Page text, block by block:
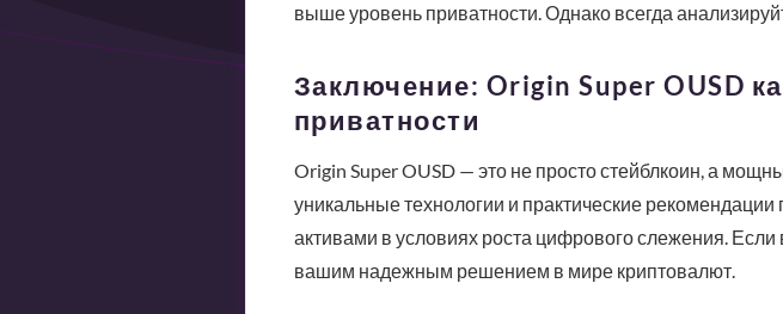
выше уровень приватности. Однако всегда
Заключение: Origin Super OUSD
приватности
Origin Super OUSD — это не просто стейблкоин, а
уникальные технологии и практические
активами в условиях роста цифрового слежения.
вашим надежным решением в мире криптовалют.